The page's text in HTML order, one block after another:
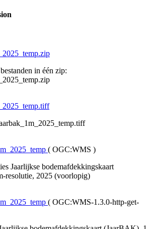
in één zip:
( OGC:WMS )
Jaarlijkse bodemafdekkingskaart
resolutie, 2025 (voorlopig)
( OGC:WMS-1.3.0-http-get-